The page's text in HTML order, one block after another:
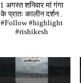
1 अगस्त शनिवार मां गंगा
के प्रातः कालीन दर्शन .
#Follow #highlight
#rishikesh